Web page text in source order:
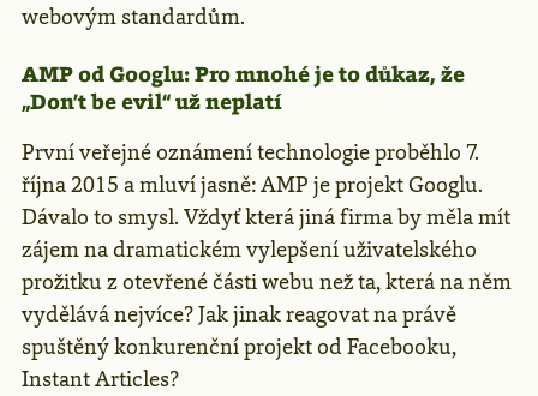
webovým standardům.
AMP od Googlu: Pro mnohé je to důkaz, že
„Don’t be evil“ už neplatí
První veřejné oznámení technologie proběhlo 7.
října 2015 a mluví jasně: AMP je projekt Googlu.
Dávalo to smysl. Vždyť která jiná firma by měla mít
zájem na dramatickém vylepšení uživatelského
prožitku z otevřené části webu než ta, která na něm
vydělává nejvíce? Jak jinak reagovat na právě
spuštěný konkurenční projekt od Facebooku,
Instant Articles?